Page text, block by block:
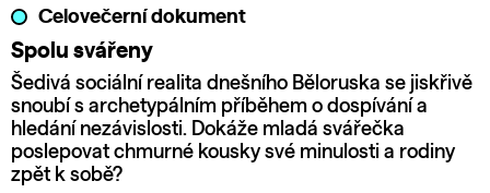
Celovečerní dokument
Spolu svářeny
Šedivá sociální realita dnešního Běloruska se jiskřivě
snoubí s archetypálním příběhem o dospívání a
hledání nezávislosti. Dokáže mladá svářečka
poslepovat chmurné kousky své minulosti a rodiny
zpět k sobě?